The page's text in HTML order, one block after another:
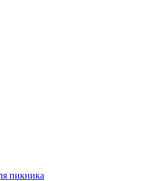
пикника